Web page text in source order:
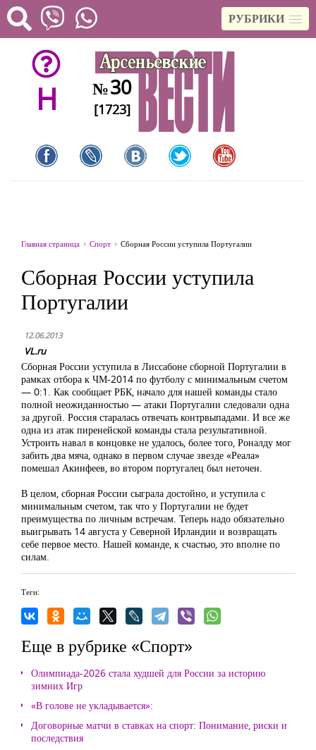
РУБРИКИ
H №30
[1723]
Главная страница Спорт Сборная России уступила Португалии
Сборная России уступила
Португалии
12.06.2013
VL.ru
Сборная России уступила в Лиссабоне сборной Португалии в
рамках отбора к ЧМ-2014 по футболу с минимальным счетом
— 0:1. Как сообщает РБК, начало для нашей команды стало
полной неожиданностью — атаки Португалии следовали одна
за другой. Россия старалась отвечать контрвыпадами. И все же
одна из атак пиренейской команды стала результативной.
Устроить навал в концовке не удалось, более того, Роналду мог
забить два мяча, однако в первом случае звезде «Реала»
помешал Акинфеев, во втором португалец был неточен.
В целом, сборная России сыграла достойно, и уступила с
минимальным счетом, так что у Португалии не будет
преимущества по личным встречам. Теперь надо обязательно
выигрывать 14 августа у Северной Ирландии и возвращать
себе первое место. Нашей команде, к счастью, это вполне по
силам.
Теги:
Еще в рубрике «Спорт»
Олимпиада-2026 стала худшей для России за историю
зимних Игр
«В голове не укладывается»:
Договорные матчи в ставках на спорт: Понимание, риски и
последствия